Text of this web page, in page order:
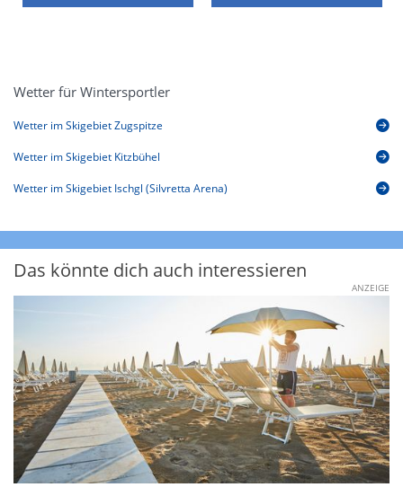
Wetter für Wintersportler
Wetter im Skigebiet Zugspitze
Wetter im Skigebiet Kitzbühel
Wetter im Skigebiet Ischgl (Silvretta Arena)
Das könnte dich auch interessieren
ANZEIGE